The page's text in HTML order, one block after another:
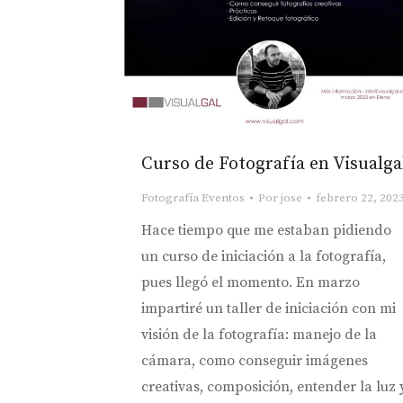
Curso de Fotografía en
Fotografía Eventos Porjose febrero 22, 2023
Hace tiempo que me estaban pidiendo
un curso de iniciación a la fotografía,
pues llegó el momento. En marzo
impartiré un taller de iniciación con mi
visión de la fotografía: manejo de la
cámara, como conseguir imágenes
creativas, composición, entender la luz